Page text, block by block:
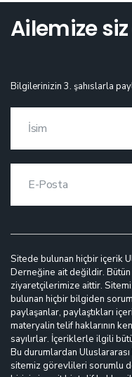
Ailemize siz
Bilgilerinizin 3. şahıslarla
Sitede bulunan hiçbir içerik
Derneğine ait değildir.
ziyaretçilerimize aittir.
bulunan hiçbir bilgiden
paylaşanlar, paylaştıkları
materyalin telif haklarının
sayılırlar. İçeriklerle ilgili
Bu durumlardan
sitemiz görevlileri sorumlu